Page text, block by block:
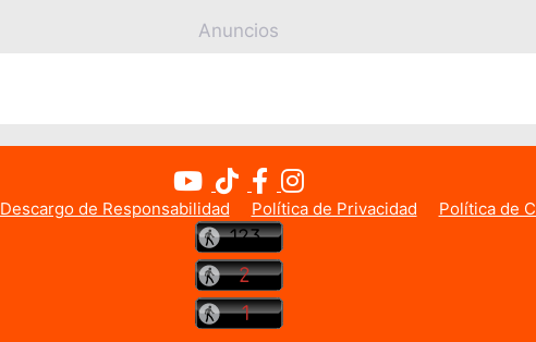
Anuncios
Descargo de Responsabilidad Política de Privacidad Política de